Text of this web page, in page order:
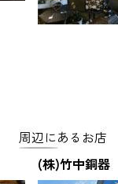
周辺にあるお店
(株)竹中銅器